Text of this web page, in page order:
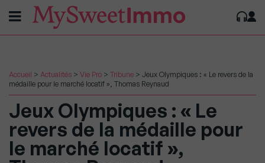
Accueil > Actualités > Vie Pro > Tribune > Jeux Olympiques : « Le revers de la
médaille pour le marché locatif », Thomas Reynaud
Jeux Olympiques : « Le
revers de la médaille pour
le marché locatif »,